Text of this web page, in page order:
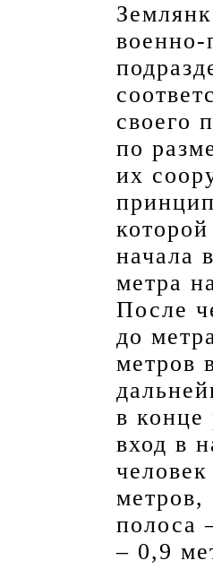
своего
по
их
начала
метра
После
до
метров
в конце
вход в
метров,
полоса
– 0,9